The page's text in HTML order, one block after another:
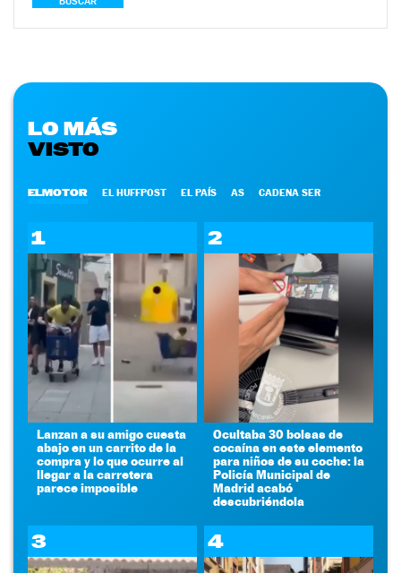
LO MÁS
VISTO
ELMOTOR EL HUFFPOST EL PAÍS AS CADENA SER
1
Lanzan a su amigo cuesta
abajo en un carrito de la
compra y lo que ocurre al
llegar a la carretera
parece imposible
2
Ocultaba 30 bolsas de
cocaína en este elemento
para niños de su coche: la
Policía Municipal de
Madrid acabó
descubriéndola
3 4